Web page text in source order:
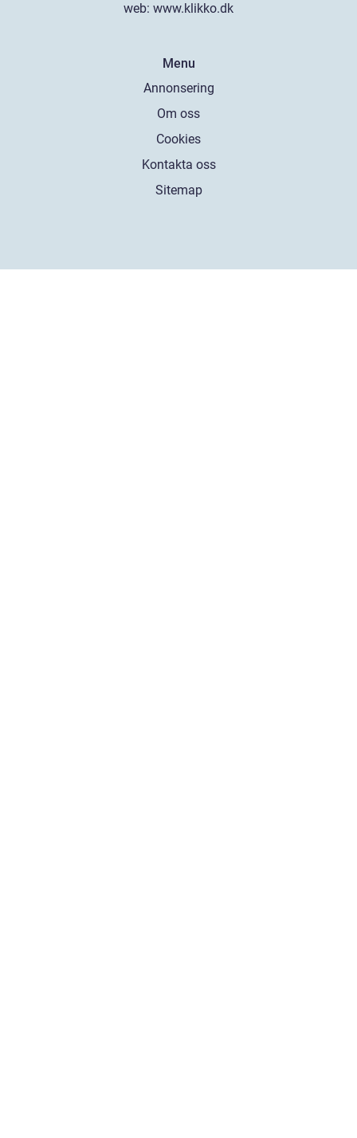
web: www.klikko.dk
Menu
Annonsering
Om oss
Cookies
Kontakta oss
Sitemap